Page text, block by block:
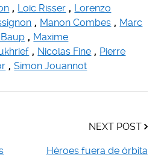
, Loïc Risser , Lorenzo
, Manon Combes , Marc
, Maxime
, Nicolas Fine , Pierre
, Simon Jouannot
NEXT POST
Héroes fuera de órbita